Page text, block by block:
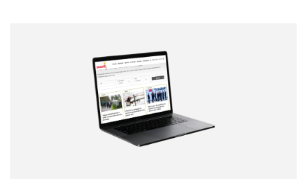
Correo electrónico
Tipo de comentario